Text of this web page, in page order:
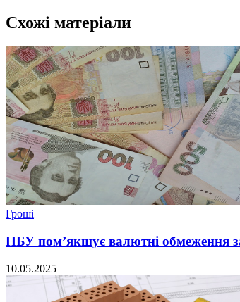
Схожі матеріали
Гроші
НБУ пом’якшує валютні обмеження
10.05.2025